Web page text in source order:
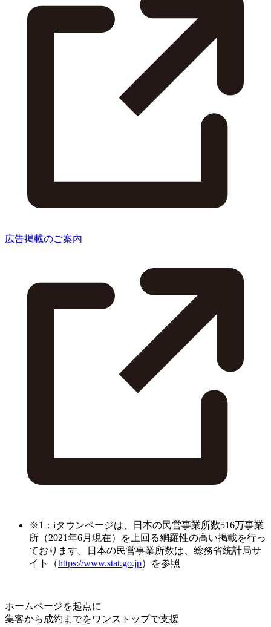
広告掲載のご案内
※1：iタウンページは、日本の民営事業所数516万事業
所（2021年6月現在）を上回る網羅性の高い掲載を行っ
ております。日本の民営事業所数は、総務省統計局サ
イト（https://www.stat.go.jp）を参照
ホームページを起点に
集客から成約までをワンストップで支援